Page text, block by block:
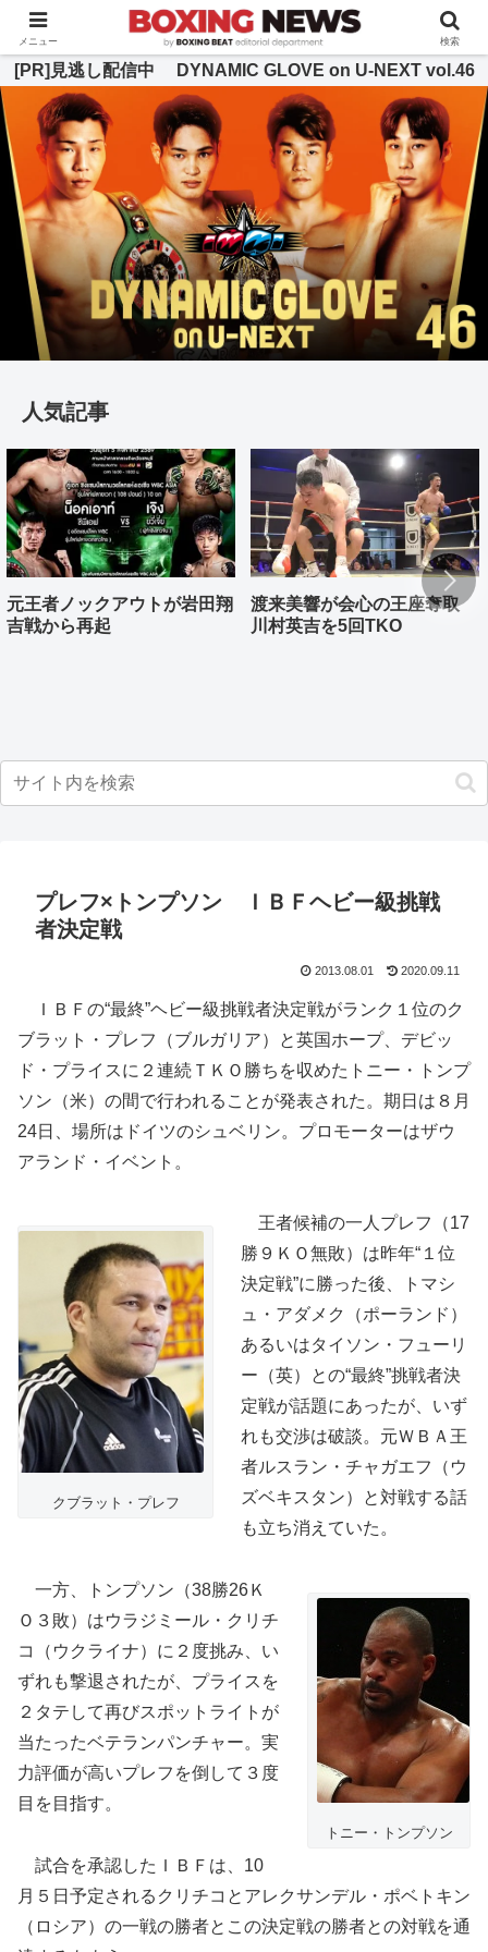
BOXING BEAT [ボクシング・ビート] 公式サイト
[PR]見逃し配信中 DYNAMIC GLOVE on U-NEXT vol.46
人気記事
元王者ノックアウトが岩田翔
吉戦から再起
渡来美響が会心の王座奪取
川村英吉を5回TKO
プレフ×トンプソン ＩＢＦヘビー級挑戦
者決定戦
2013.08.01 2020.09.11
ＩＢＦの“最終”ヘビー級挑戦者決定戦がランク１位のク
ブラット・プレフ（ブルガリア）と英国ホープ、デビッ
ド・プライスに２連続ＴＫＯ勝ちを収めたトニー・トンプ
ソン（米）の間で行われることが発表された。期日は８月
24日、場所はドイツのシュベリン。プロモーターはザウ
アランド・イベント。
クブラット・プレフ
王者候補の一人プレフ（17
勝９ＫＯ無敗）は昨年“１位
決定戦”に勝った後、トマシ
ュ・アダメク（ポーランド）
あるいはタイソン・フューリ
ー（英）との“最終”挑戦者決
定戦が話題にあったが、いず
れも交渉は破談。元ＷＢＡ王
者ルスラン・チャガエフ（ウ
ズベキスタン）と対戦する話
も立ち消えていた。
トニー・トンプソン
一方、トンプソン（38勝26Ｋ
Ｏ３敗）はウラジミール・クリチ
コ（ウクライナ）に２度挑み、い
ずれも撃退されたが、プライスを
２タテして再びスポットライトが
当たったベテランパンチャー。実
力評価が高いプレフを倒して３度
目を目指す。
試合を承認したＩＢＦは、10
月５日予定されるクリチコとアレクサンデル・ポベトキン
（ロシア）の一戦の勝者とこの決定戦の勝者との対戦を通
メニュー 検索